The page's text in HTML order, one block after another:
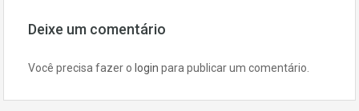
Deixe um comentário
Você precisa fazer o login para publicar um comentário.